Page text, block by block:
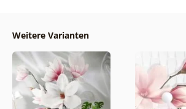
Weitere Varianten